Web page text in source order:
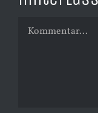
Kommentar